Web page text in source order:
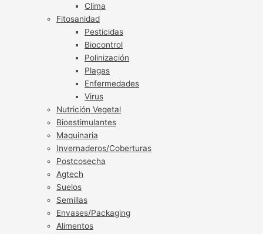
Clima
Fitosanidad
Pesticidas
Biocontrol
Polinización
Plagas
Enfermedades
Virus
Nutrición Vegetal
Bioestimulantes
Maquinaria
Invernaderos/Coberturas
Postcosecha
Agtech
Suelos
Semillas
Envases/Packaging
Alimentos